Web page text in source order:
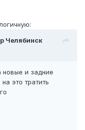
Челябинск
и задние
это тратить